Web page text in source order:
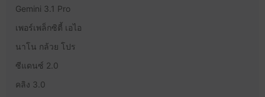
Gemini 3.1 Pro
เพอร์เพล็กซิตี้ เอไอ
นาโน กล้วย โปร
ซีแดนซ์ 2.0
คลิง 3.0